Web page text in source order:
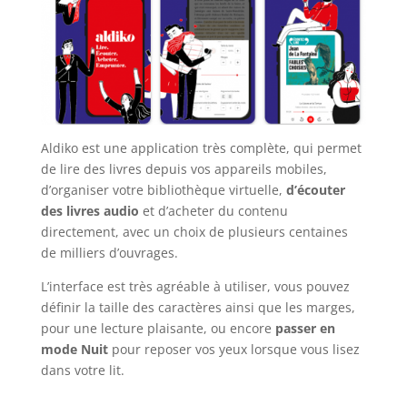
Aldiko est une application très complète, qui permet
de lire des livres depuis vos appareils mobiles,
d’organiser votre bibliothèque virtuelle, d’écouter
des livres audio et d’acheter du contenu
directement, avec un choix de plusieurs centaines
de milliers d’ouvrages.
L’interface est très agréable à utiliser, vous pouvez
définir la taille des caractères ainsi que les marges,
pour une lecture plaisante, ou encore passer en
mode Nuitpour reposer vos yeux lorsque vous lisez
dans votre lit.